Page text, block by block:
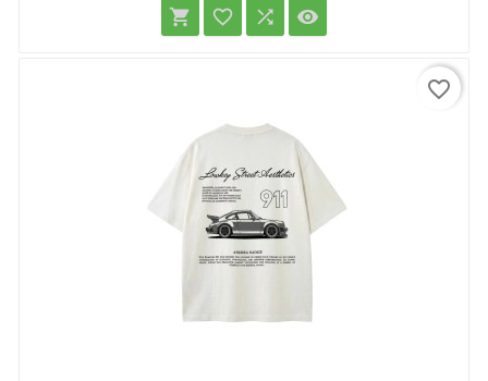
   
favorite_border